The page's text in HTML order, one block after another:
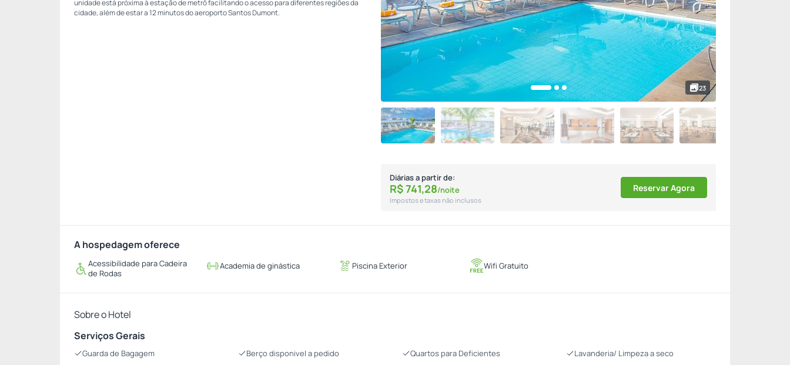
unidade está próxima à estação de metrô facilitando o acesso para diferentes regiões da
cidade, além de estar a 12 minutos do aeroporto Santos Dumont.
23
Diárias a partir de:
R$741,28/noite
Impostos e taxas não inclusos
Reservar Agora
A hospedagem oferece
Acessibilidade para Cadeira
de Rodas
Academia de ginástica Piscina Exterior Wifi Gratuito
Sobre o Hotel
Serviços Gerais
Guarda de Bagagem Berço disponivel a pedido Quartos para Deficientes
Lavanderia/ Limpeza a seco